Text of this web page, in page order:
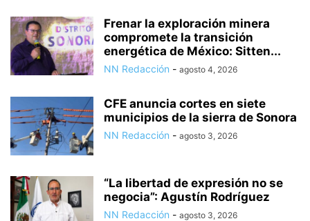
Frenar la exploración minera
compromete la transición
energética de México: Sitten...
NN Redacción - agosto 4, 2026
CFE anuncia cortes en siete
municipios de la sierra de Sonora
NN Redacción - agosto 3, 2026
“La libertad de expresión no se
negocia”: Agustín Rodríguez
NN Redacción - agosto 3, 2026